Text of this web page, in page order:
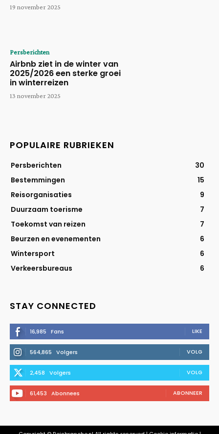
19 november 2025
Persberichten
Airbnb ziet in de winter van
2025/2026 een sterke groei
in winterreizen
13 november 2025
POPULAIRE RUBRIEKEN
Persberichten
30
Bestemmingen
15
Reisorganisaties
9
Duurzaam toerisme
7
Toekomst van reizen
7
Beurzen en evenementen
6
Wintersport
6
Verkeersbureaus
6
STAY CONNECTED
16,985 Fans LIKE
564,865 Volgers VOLG
2,458 Volgers VOLG
61,453 Abonnees ABONNEER